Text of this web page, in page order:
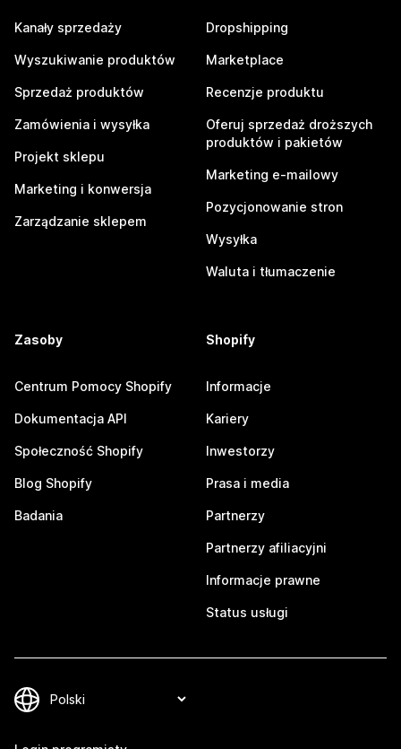
Kanały sprzedaży
Wyszukiwanie produktów
Sprzedaż produktów
Zamówienia i wysyłka
Projekt sklepu
Marketing i konwersja
Zarządzanie sklepem
Dropshipping
Marketplace
Recenzje produktu
Oferuj sprzedaż droższych
produktów i pakietów
Marketing e-mailowy
Pozycjonowanie stron
Wysyłka
Waluta i tłumaczenie
Zasoby
Centrum Pomocy Shopify
Dokumentacja API
Społeczność Shopify
Blog Shopify
Badania
Shopify
Informacje
Kariery
Inwestorzy
Prasa i media
Partnerzy
Partnerzy afiliacyjni
Informacje prawne
Status usługi